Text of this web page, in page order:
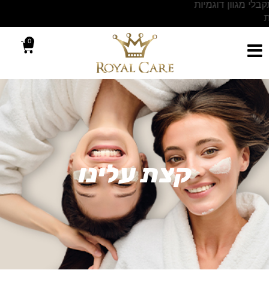
בכל הזמנה של מוצרי רויאל קאר,תקבלי מגוון דוגמיות
0
קצת עלינו